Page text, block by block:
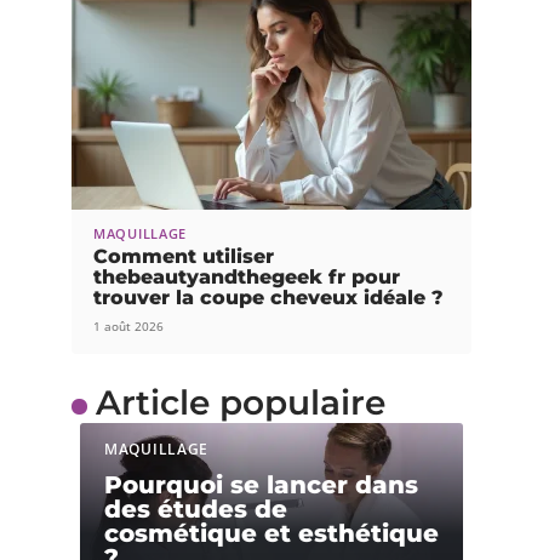
MAQUILLAGE
Comment utiliser
thebeautyandthegeek fr pour
trouver la coupe cheveux idéale ?
1 août 2026
Article populaire
MAQUILLAGE
Pourquoi se lancer dans
des études de
cosmétique et esthétique